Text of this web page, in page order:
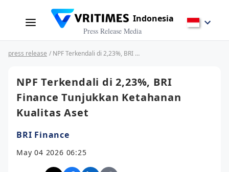
Indonesia
Press Release Media
press release / NPF Terkendali di 2,23%, BRI Finance Tunjukkan Ketahanan Kualitas Aset
NPF Terkendali di 2,23%, BRI
Finance Tunjukkan Ketahanan
Kualitas Aset
BRI Finance
May 04 2026 06:25